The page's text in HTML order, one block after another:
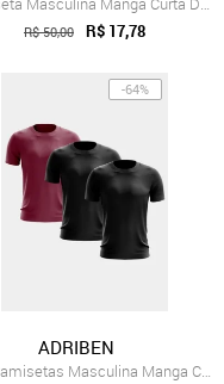
R$ 50,00 R$ 17,78
-64%
ADRIBEN
Kit 3 Camisetas Masculina Manga Curta Dr...